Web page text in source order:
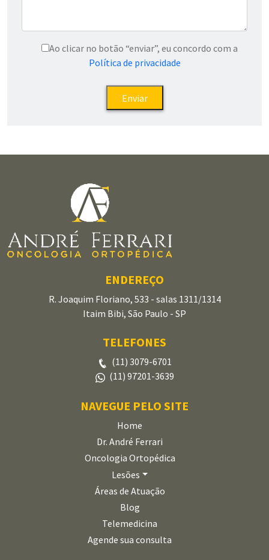
Ao clicar no botão “enviar”, eu concordo com a
Política de privacidade
ENDEREÇO
R. Joaquim Floriano, 533 - salas 1311/1314
Itaim Bibi, São Paulo - SP
TELEFONES
(11) 3079-6701
(11) 97201-3639
NAVEGUE PELO SITE
Home
Dr. André Ferrari
Oncologia Ortopédica
Lesões
Áreas de Atuação
Blog
Telemedicina
Agende sua consulta